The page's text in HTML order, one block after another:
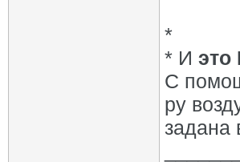
*
* И
С
ру
задана